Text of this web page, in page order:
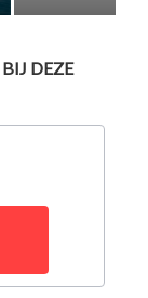
DEZE